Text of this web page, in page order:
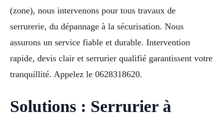
(zone), nous intervenons pour tous travaux de
serrurerie, du dépannage à la sécurisation. Nous
assurons un service fiable et durable. Intervention
rapide, devis clair et serrurier qualifié garantissent votre
tranquillité. Appelez le 0628318620.
Solutions : Serrurier à